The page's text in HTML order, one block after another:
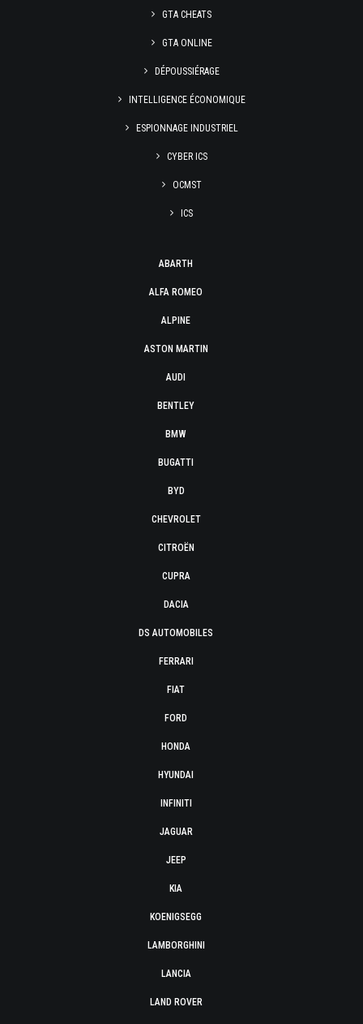
GTA CHEATS
GTA ONLINE
DÉPOUSSIÉRAGE
INTELLIGENCE ÉCONOMIQUE
ESPIONNAGE INDUSTRIEL
CYBER ICS
OCMST
ICS
ABARTH
ALFA ROMEO
ALPINE
ASTON MARTIN
AUDI
BENTLEY
BMW
BUGATTI
BYD
CHEVROLET
CITROËN
CUPRA
DACIA
DS AUTOMOBILES
FERRARI
FIAT
FORD
HONDA
HYUNDAI
INFINITI
JAGUAR
JEEP
KIA
KOENIGSEGG
LAMBORGHINI
LANCIA
LAND ROVER